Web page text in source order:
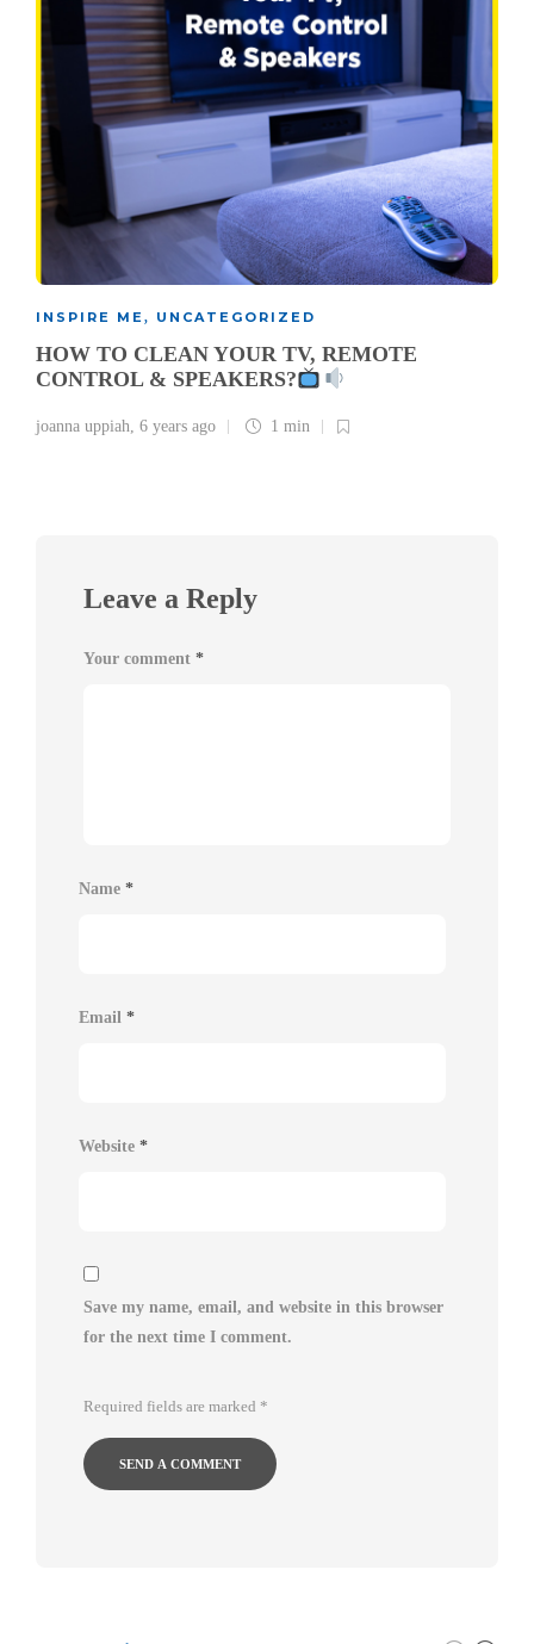
INSPIRE ME, UNCATEGORIZED
HOW TO CLEAN YOUR TV, REMOTE
CONTROL & SPEAKERS?
joanna uppiah, 6 years ago 1 min
Leave a Reply
Your comment *
Name *
Email *
Website *
Save my name, email, and website in this browser
for the next time I comment.
Required fields are marked *